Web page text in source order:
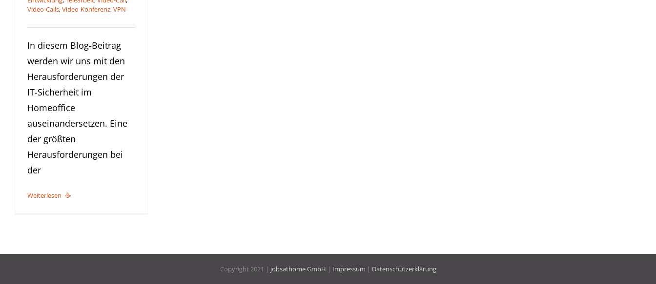
Video-Calls,Video-Konferenz,VPN
In diesem Blog-Beitrag
werden wir uns mit den
Herausforderungen der
IT-Sicherheit im
Homeoffice
auseinandersetzen. Eine
der größten
Herausforderungen bei
der
Weiterlesen
Copyright 2021 | jobsathome GmbH | Impressum | Datenschutzerklärung